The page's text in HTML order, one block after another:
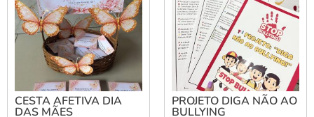
CESTA AFETIVA DIA
DAS MÃES
PROJETO DIGA NÃO AO
BULLYING